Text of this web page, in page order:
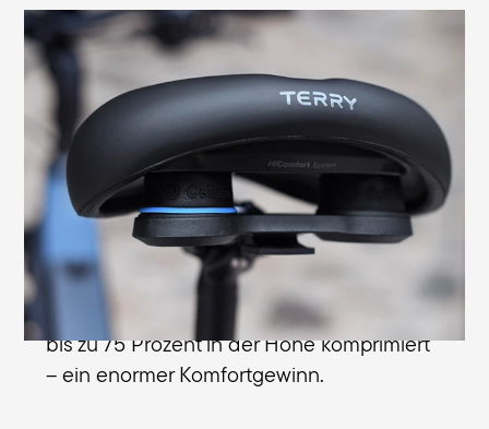
Wirksame Rückenschonung durch
Stoßdämpfer
Beste Entlastung für den Rücken und ein
Extraplus an Sitzkomfort: Mit den
Cellasto®-Mikrozell-Stoßdämpfern von
BASF bist du auch auf Kopfsteinpflaster
oder schlechten Straßen stets bequem
unterwegs. Bei Stößen werden die
langlebigen, leicht zu pflegenden Dämpfer
bis zu 75 Prozent in der Höhe komprimiert
– ein enormer Komfortgewinn.